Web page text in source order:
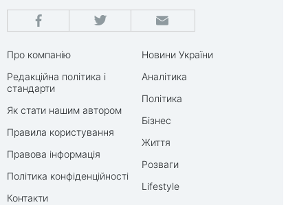
Про компанію
Редакційна політика і
стандарти
Як стати нашим автором
Правила користування
Правова інформація
Політика конфіденційності
Контакти
Новини України
Аналітика
Політика
Бізнес
Життя
Розваги
Lifestyle